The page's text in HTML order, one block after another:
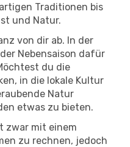
Traditionen bis
und Natur.
von dir ab. In der
Nebensaison dafür
du die
in die lokale Kultur
Natur
etwas zu bieten.
zwar mit einem
zu rechnen, jedoch